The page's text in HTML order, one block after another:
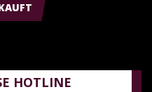
HOTLINE